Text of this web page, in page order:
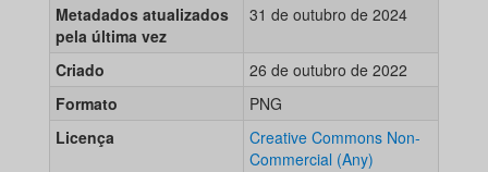
Metadados atualizados
pela última vez
31 de outubro de 2024
Criado
26 de outubro de 2022
Formato
PNG
Licença
Creative Commons Non-
Commercial (Any)